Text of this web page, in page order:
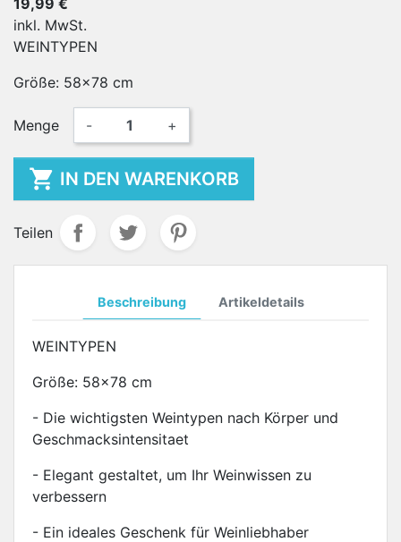
inkl. MwSt.
WEINTYPEN
Größe: 58x78 cm
Menge - +
 IN DEN WARENKORB
Teilen
Beschreibung Artikeldetails
WEINTYPEN
Größe: 58x78 cm
- Die wichtigsten Weintypen nach Körper und
Geschmacksintensitaet
- Elegant gestaltet, um Ihr Weinwissen zu
verbessern
- Ein ideales Geschenk für Weinliebhaber